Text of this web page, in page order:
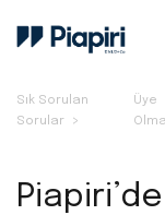
Sık Sorulan
Sorular
Üye
Olma